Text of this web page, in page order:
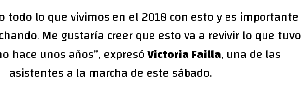
todo lo que vivimos en el 2018 con esto y es importante
Me gustaría creer que esto va a revivir lo que tuvo
hace unos años”, expresóVictoria Failla, una de las
asistentes a la marcha de este sábado.